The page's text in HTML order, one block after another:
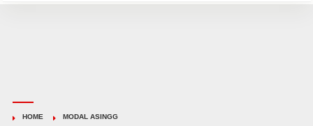
HOME MODAL ASINGG